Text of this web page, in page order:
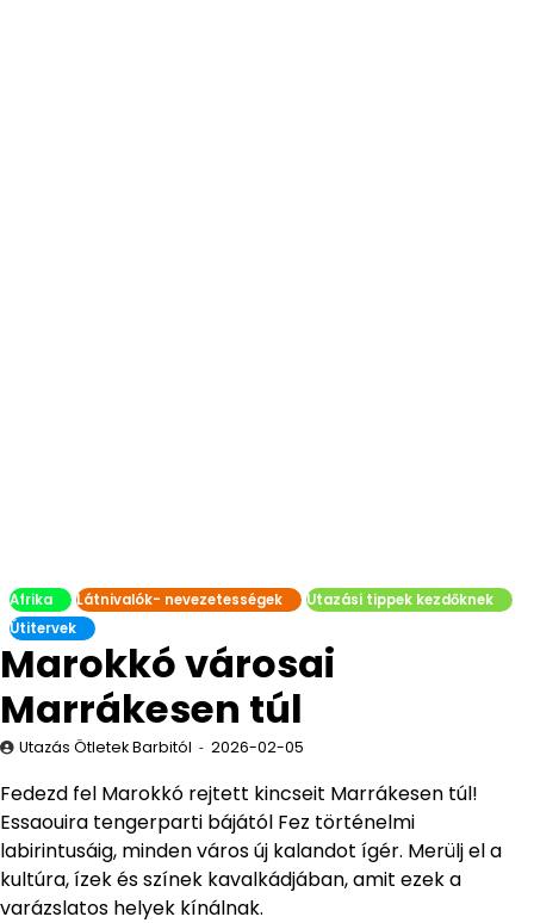
Afrika Látnivalók- nevezetességek
Utazási tippek kezdőknek
Útitervek
Marokkó városai
Marrákesen túl
Utazás Ötletek Barbitól 2026-02-05
Fedezd fel Marokkó rejtett kincseit Marrákesen túl!
Essaouira tengerparti bájától Fez történelmi
labirintusáig, minden város új kalandot ígér. Merülj el a
kultúra, ízek és színek kavalkádjában, amit ezek a
varázslatos helyek kínálnak.